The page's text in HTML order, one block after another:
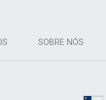
SOBRE NÓS